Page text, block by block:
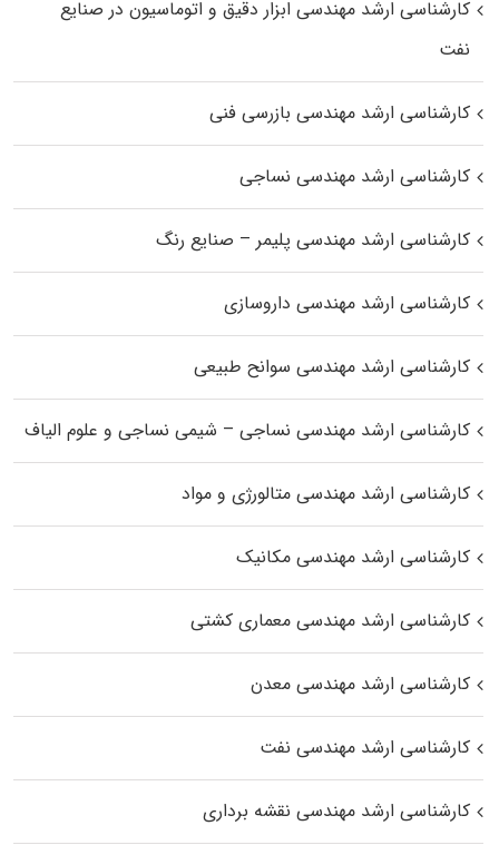
کارشناسی ارشد مهندسی ابزار دقیق و اتوماسیون در صنایع
نفت
کارشناسی ارشد مهندسی بازرسی فنی
کارشناسی ارشد مهندسی نساجی
کارشناسی ارشد مهندسی پلیمر – صنایع رنگ
کارشناسی ارشد مهندسی داروسازی
کارشناسی ارشد مهندسی سوانح طبیعی
کارشناسی ارشد مهندسی نساجی – شیمی نساجی و علوم الیاف
کارشناسی ارشد مهندسی متالورژی و مواد
کارشناسی ارشد مهندسی مکانیک
کارشناسی ارشد مهندسی معماری کشتی
کارشناسی ارشد مهندسی معدن
کارشناسی ارشد مهندسی نفت
کارشناسی ارشد مهندسی نقشه برداری